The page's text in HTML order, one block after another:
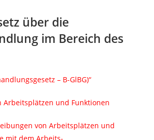
über die
im Bereich des
– B-GlBG)“
Arbeitsplätzen und Funktionen
von Arbeitsplätzen und